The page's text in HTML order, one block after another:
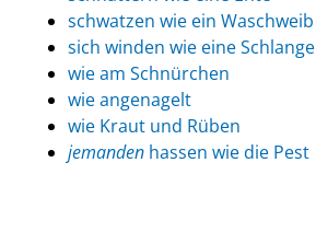
schwatzen wie ein Waschweib
sich winden wie eine Schlange
wie am Schnürchen
wie angenagelt
wie Kraut und Rüben
jemanden hassen wie die Pest